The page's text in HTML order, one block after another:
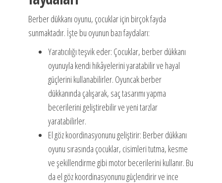
Berber dükkanı oyunu, çocuklar için birçok fayda
sunmaktadır. İşte bu oyunun bazı faydaları:
Yaratıcılığı teşvik eder: Çocuklar, berber dükkanı
oyunuyla kendi hikâyelerini yaratabilir ve hayal
güçlerini kullanabilirler. Oyuncak berber
dükkanında çalışarak, saç tasarımı yapma
becerilerini geliştirebilir ve yeni tarzlar
yaratabilirler.
El göz koordinasyonunu geliştirir: Berber dükkanı
oyunu sırasında çocuklar, cisimleri tutma, kesme
ve şekillendirme gibi motor becerilerini kullanır. Bu
da el göz koordinasyonunu güçlendirir ve ince